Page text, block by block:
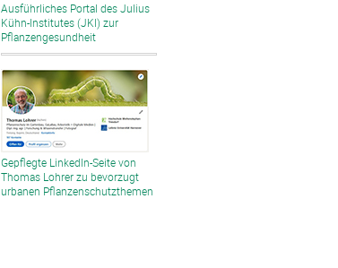
Ausführliches Portal des Julius
Kühn-Institutes (JKI) zur
Pflanzengesundheit
Gepflegte LinkedIn-Seite von
Thomas Lohrer zu bevorzugt
urbanen Pflanzenschutzthemen